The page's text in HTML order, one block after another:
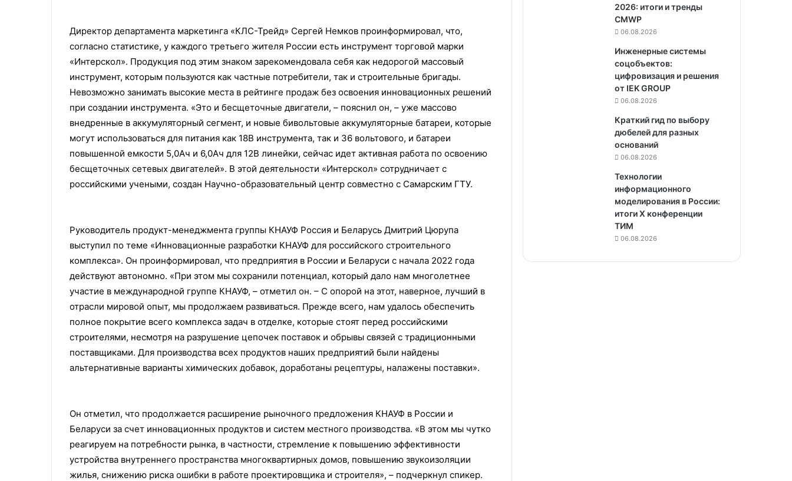
Директор департамента маркетинга «КЛС-Трейд» Сергей Немков проинформировал, что,
согласно статистике, у каждого третьего жителя России есть инструмент торговой марки
«Интерскол». Продукция под этим знаком зарекомендовала себя как недорогой массовый
инструмент, которым пользуются как частные потребители, так и строительные бригады.
Невозможно занимать высокие места в рейтинге продаж без освоения инновационных решений
при создании инструмента. «Это и бесщеточные двигатели, – пояснил он, – уже массово
внедренные в аккумуляторный сегмент, и новые бивольтовые аккумуляторные батареи, которые
могут использоваться для питания как 18В инструмента, так и 36 вольтового, и батареи
повышенной емкости 5,0Ач и 6,0Ач для 12В линейки, сейчас идет активная работа по освоению
бесщеточных сетевых двигателей». В этой деятельности «Интерскол» сотрудничает с
российскими учеными, создан Научно-образовательный центр совместно с Самарским ГТУ.
Руководитель продукт-менеджмента группы КНАУФ Россия и Беларусь Дмитрий Цюрупа
выступил по теме «Инновационные разработки КНАУФ для российского строительного
комплекса». Он проинформировал, что предприятия в России и Беларуси с начала 2022 года
действуют автономно. «При этом мы сохранили потенциал, который дало нам многолетнее
участие в международной группе КНАУФ, – отметил он. – С опорой на этот, наверное, лучший в
отрасли мировой опыт, мы продолжаем развиваться. Прежде всего, нам удалось обеспечить
полное покрытие всего комплекса задач в отделке, которые стоят перед российскими
строителями, несмотря на разрушение цепочек поставок и обрывы связей с традиционными
поставщиками. Для производства всех продуктов наших предприятий были найдены
альтернативные варианты химических добавок, доработаны рецептуры, налажены поставки».
Он отметил, что продолжается расширение рыночного предложения КНАУФ в России и
Беларуси за счет инновационных продуктов и систем местного производства. «В этом мы чутко
реагируем на потребности рынка, в частности, стремление к повышению эффективности
устройства внутреннего пространства многоквартирных домов, повышению звукоизоляции
жилья, снижению риска ошибки в работе проектировщика и строителя», – подчеркнул спикер.
2026: итоги и тренды
CMWP
06.08.2026
Инженерные системы
соцобъектов:
цифровизация и решения
от IEK GROUP
06.08.2026
Краткий гид по выбору
дюбелей для разных
оснований
06.08.2026
Технологии
информационного
моделирования в России:
итоги X конференции
ТИМ
06.08.2026